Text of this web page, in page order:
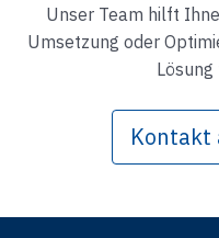
Unser Team hilft
Umsetzung oder